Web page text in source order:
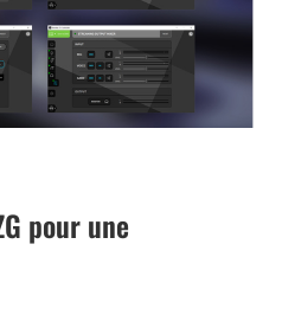
pour une